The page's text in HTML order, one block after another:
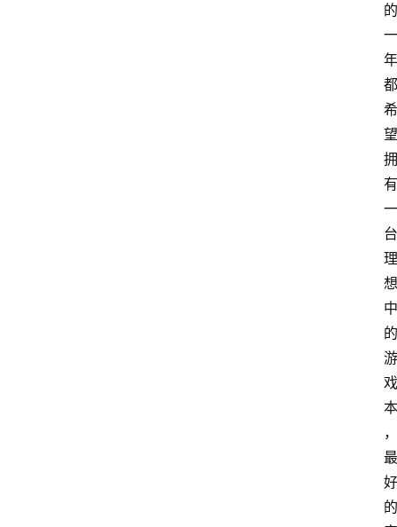
的
一
年
都
希
望
拥
有
一
台
理
想
中
的
游
戏
本
，
最
好
的